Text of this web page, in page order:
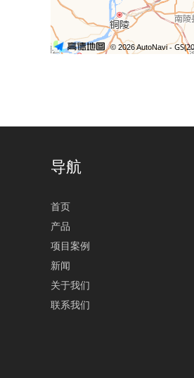
导航
首页
产品
项目案例
新闻
关于我们
联系我们